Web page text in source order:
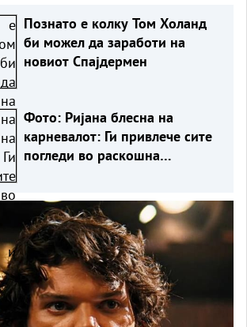
Познато е колку Том Холанд
би можел да заработи на
новиот Спајдермен
Фото: Ријана блесна на
карневалот: Ги привлече сите
погледи во раскошна